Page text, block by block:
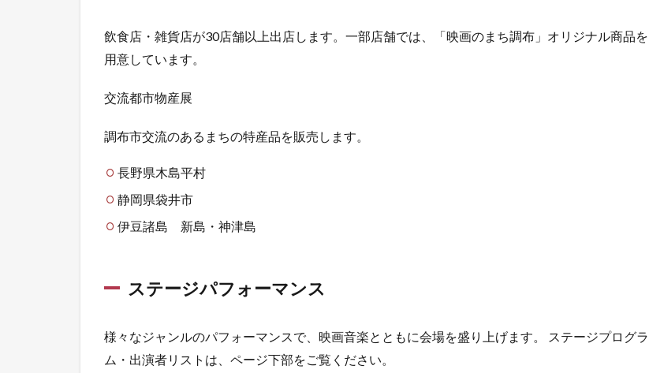
飲食店・雑貨店が30店舗以上出店します。一部店舗では、「映画のまち調布」オリジナル商品を
用意しています。
交流都市物産展
調布市交流のあるまちの特産品を販売します。
長野県木島平村
静岡県袋井市
伊豆諸島 新島・神津島
ステージパフォーマンス
様々なジャンルのパフォーマンスで、映画音楽とともに会場を盛り上げます。 ステージプログラ
ム・出演者リストは、ページ下部をご覧ください。